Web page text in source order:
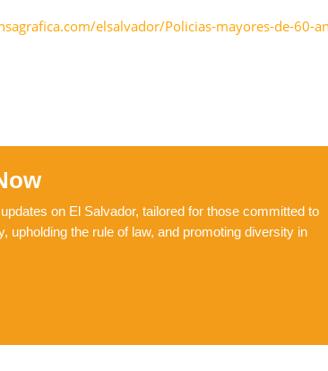
elsalvador/Policias-mayores-de-60-
on El Salvador, tailored for those committed to
upholding the rule of law, and promoting diversity in